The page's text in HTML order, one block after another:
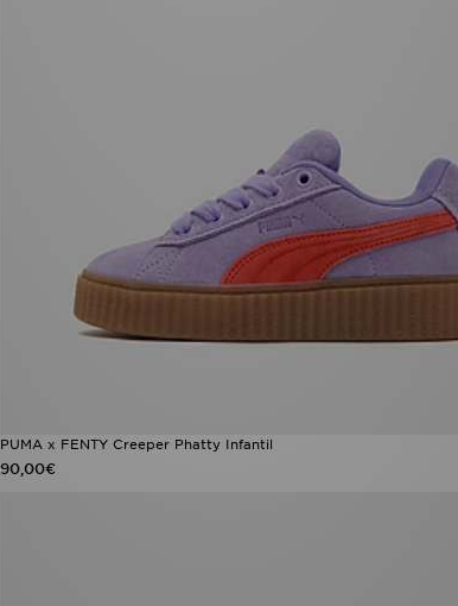
PUMA x FENTY Creeper Phatty Infantil
90,00€